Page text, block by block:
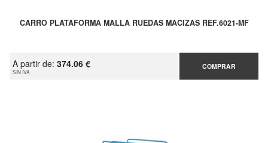
CARRO PLATAFORMA MALLA RUEDAS MACIZAS REF.6021-MF
A partir de: 374.06 €
SIN IVA
COMPRAR